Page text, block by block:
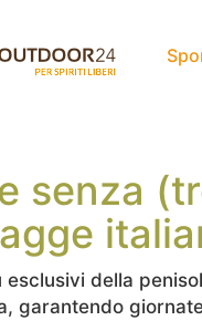
senza
della
garantendo